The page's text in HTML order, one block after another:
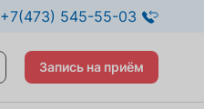
+7(473) 545-55-03
Запись на приём